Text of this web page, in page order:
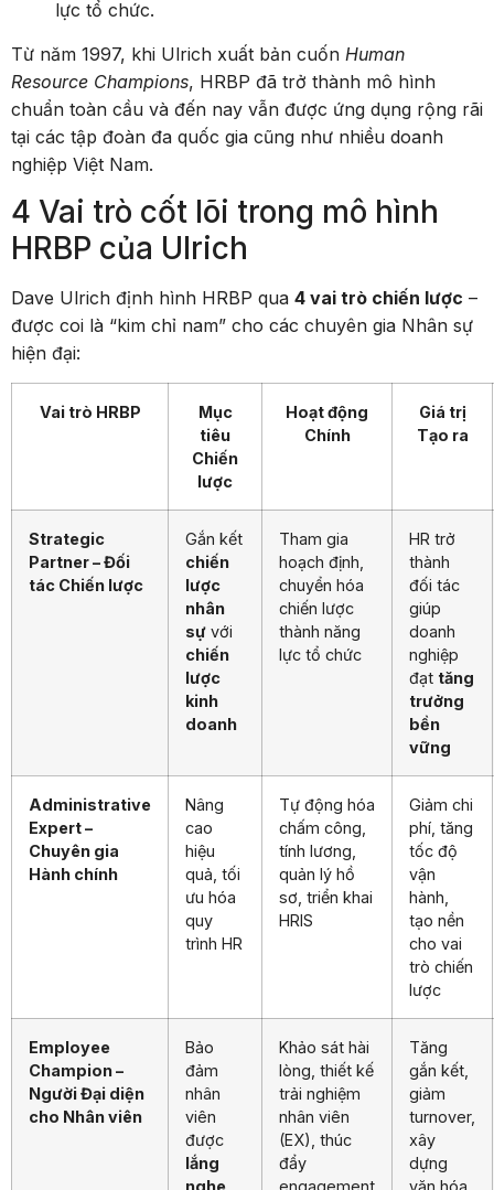
lực tổ chức.
Từ năm 1997, khi Ulrich xuất bản cuốn Human
Resource Champions, HRBP đã trở thành mô hình
chuẩn toàn cầu và đến nay vẫn được ứng dụng rộng rãi
tại các tập đoàn đa quốc gia cũng như nhiều doanh
nghiệp Việt Nam.
4 Vai trò cốt lõi trong mô hình
HRBP của Ulrich
Dave Ulrich định hình HRBP qua 4 vai trò chiến lược –
được coi là “kim chỉ nam” cho các chuyên gia Nhân sự
hiện đại:
Vai trò HRBP
Mục
tiêu
Chiến
lược
Hoạt động
Chính
Giá trị
Tạo ra
Strategic
Partner – Đối
tác Chiến lược
Gắn kết
chiến
lược
nhân
sự với
chiến
lược
kinh
doanh
Tham gia
hoạch định,
chuyển hóa
chiến lược
thành năng
lực tổ chức
HR trở
thành
đối tác
giúp
doanh
nghiệp
đạt tăng
trưởng
bền
vững
Administrative
Expert –
Chuyên gia
Hành chính
Nâng
cao
hiệu
quả, tối
ưu hóa
quy
trình HR
Tự động hóa
chấm công,
tính lương,
quản lý hồ
sơ, triển khai
HRIS
Giảm chi
phí, tăng
tốc độ
vận
hành,
tạo nền
cho vai
trò chiến
lược
Employee
Champion –
Người Đại diện
cho Nhân viên
Bảo
đảm
nhân
viên
được
lắng
Khảo sát hài
lòng, thiết kế
trải nghiệm
nhân viên
(EX), thúc
đẩy
Tăng
gắn kết,
giảm
turnover,
xây
dựng